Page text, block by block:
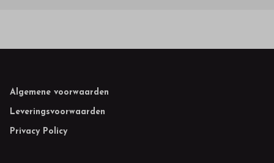
Footer
Algemene voorwaarden
Leveringsvoorwaarden
Privacy Policy